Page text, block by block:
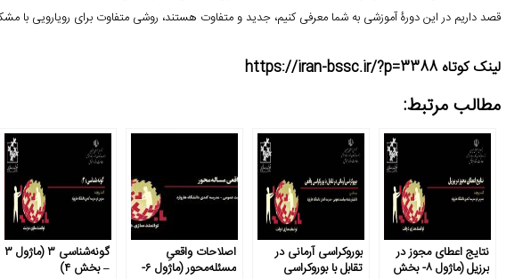
قصد داریم در این دورۀ آموزشی به شما معرفی کنیم، جدید و متفاوت هستند، روشی متفاوت برای رویارویی با
لینک کوتاه https://iran-bssc.ir/?p=3388
مطالب مرتبط:
نتایج اعطای مجوز در
برزیل (ماژول ۸- بخش
بوروکراسی آرمانی در
تقابل با بوروکراسی
اصلاحات واقعیِ
مسئله‌محور (ماژول ۶-
گونه‌شناسی ۳ (ماژول ۳
– بخش ۴)